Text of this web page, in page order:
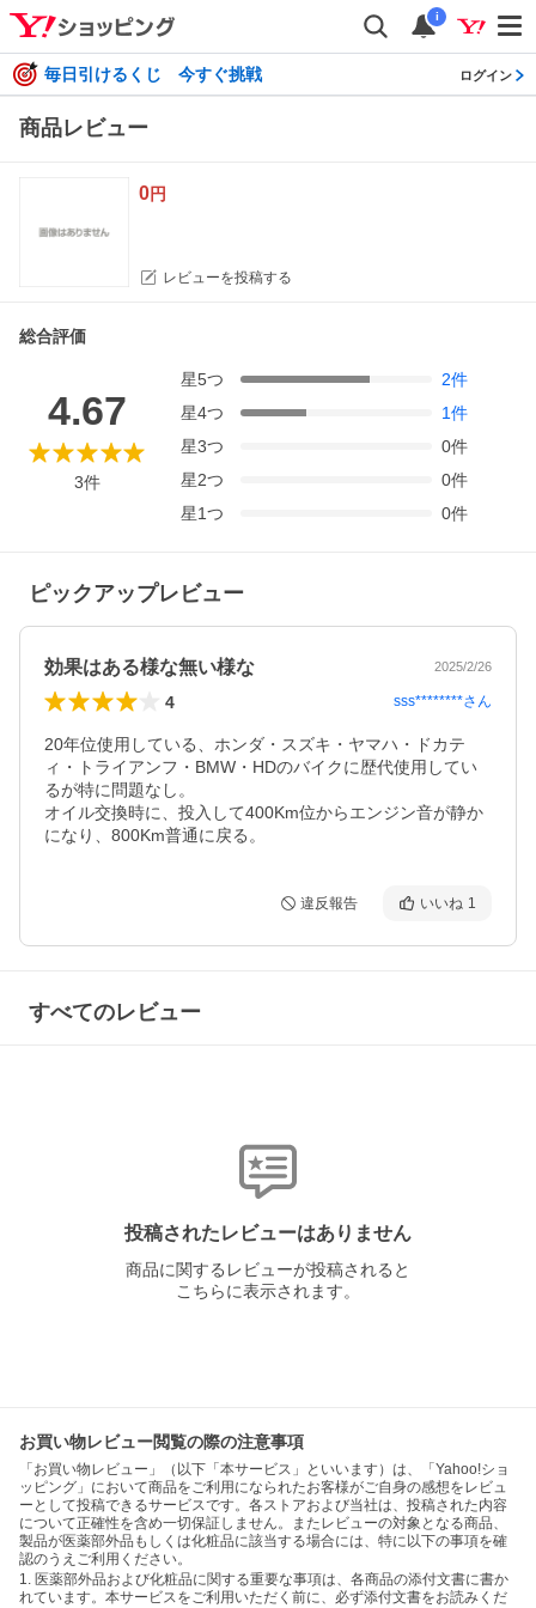
i
毎日引けるくじ 今すぐ挑戦 ログイン
商品レビュー
0円
レビューを投稿する
総合評価
4.67
3件
星5つ 2件
星4つ 1件
星3つ 0件
星2つ 0件
星1つ 0件
ピックアップレビュー
効果はある様な無い様な 2025/2/26
4 sss********さん
20年位使用している、ホンダ・スズキ・ヤマハ・ドカテ
ィ・トライアンフ・BMW・HDのバイクに歴代使用してい
るが特に問題なし。
オイル交換時に、投入して400Km位からエンジン音が静か
になり、800Km普通に戻る。
違反報告 いいね 1
すべてのレビュー
投稿されたレビューはありません
商品に関するレビューが投稿されると
こちらに表示されます。
お買い物レビュー閲覧の際の注意事項
「お買い物レビュー」（以下「本サービス」といいます）は、「Yahoo!ショ
ッピング」において商品をご利用になられたお客様がご自身の感想をレビュ
ーとして投稿できるサービスです。各ストアおよび当社は、投稿された内容
について正確性を含め一切保証しません。またレビューの対象となる商品、
製品が医薬部外品もしくは化粧品に該当する場合には、特に以下の事項を確
認のうえご利用ください。
1. 医薬部外品および化粧品に関する重要な事項は、各商品の添付文書に書か
れています。本サービスをご利用いただく前に、必ず添付文書をお読みくだ